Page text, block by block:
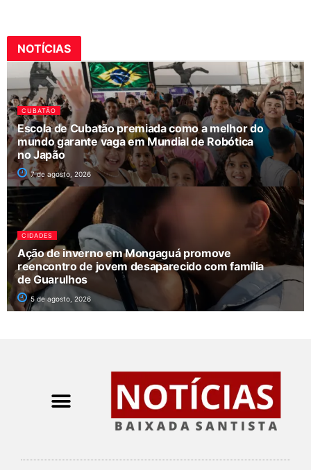
NOTÍCIAS
CUBATÃO
Escola de Cubatão premiada como a melhor do
mundo garante vaga em Mundial de Robótica
no Japão
7 de agosto, 2026
CIDADES
Ação de inverno em Mongaguá promove
reencontro de jovem desaparecido com família
de Guarulhos
5 de agosto, 2026